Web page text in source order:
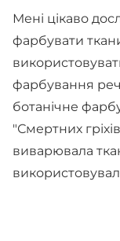
Мені цікаво
фарбувати
фарбування
ботанічне
"Смертних
виварювала